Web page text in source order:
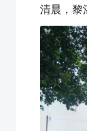
清晨，黎